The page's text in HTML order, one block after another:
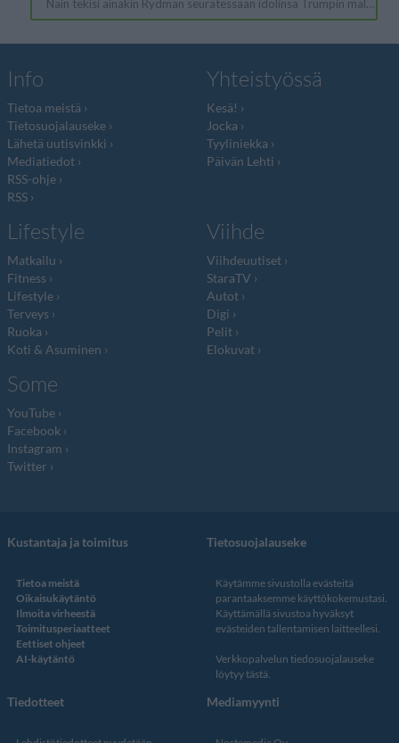
Info
Tietoa meistä
Tietosuojalauseke
Lähetä uutisvinkki
Mediatiedot
RSS-ohje
RSS
Yhteistyössä
Kesä!
Jocka
Tyyliniekka
Päivän Lehti
Lifestyle
Matkailu
Fitness
Lifestyle
Terveys
Ruoka
Koti & Asuminen
Viihde
Viihdeuutiset
StaraTV
Autot
Digi
Pelit
Elokuvat
Some
YouTube
Facebook
Instagram
Twitter
Kustantaja ja toimitus
Tietoa meistä
Oikaisukäytäntö
Ilmoita virheestä
Toimitusperiaatteet
Eettiset ohjeet
AI-käytäntö
Tietosuojalauseke
Käytämme sivustolla evästeitä
parantaaksemme käyttökokemustasi.
Käyttämällä sivustoa hyväksyt
evästeiden tallentamisen laitteellesi.
Verkkopalvelun tiedosuojalauseke
löytyy tästä.
Tiedotteet Mediamyynti